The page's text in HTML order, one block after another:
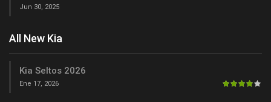
Jun 30, 2025
All New Kia
Kia Seltos 2026
Ene 17, 2026